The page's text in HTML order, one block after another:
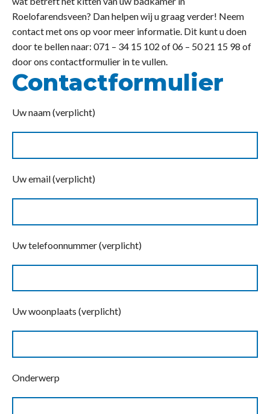
Roelofarendsveen? Dan helpen wij u graag verder! Neem
contact met ons op voor meer informatie. Dit kunt u doen
door te bellen naar: 071 – 34 15 102 of 06 – 50 21 15 98 of
door ons contactformulier in te vullen.
Contactformulier
Uw naam (verplicht)
Uw email (verplicht)
Uw telefoonnummer (verplicht)
Uw woonplaats (verplicht)
Onderwerp